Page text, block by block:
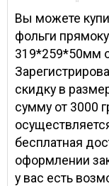
Вы можете
фольги
319*259*50мм
скидку в
сумму от 3000
бесплатная
оформлении
у вас есть